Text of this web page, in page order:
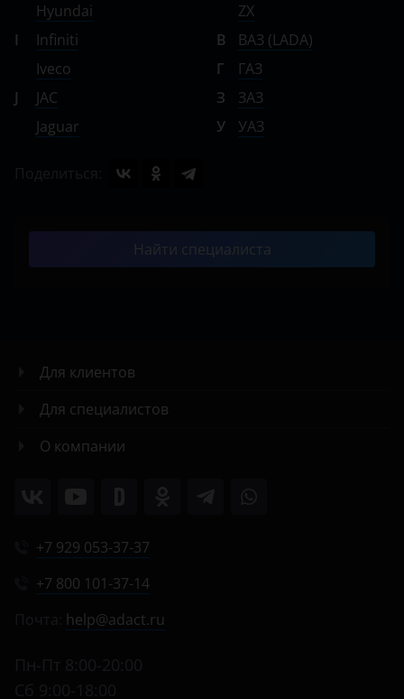
Hyundai
I
Infiniti
Iveco
J
JAC
Jaguar
ZX
В
ВАЗ (LADA)
Г
ГАЗ
З
ЗАЗ
У
УАЗ
Найти специалиста
Для клиентов
Для специалистов
О компании
+7 929 053-37-37
+7 800 101-37-14
help@adact.ru